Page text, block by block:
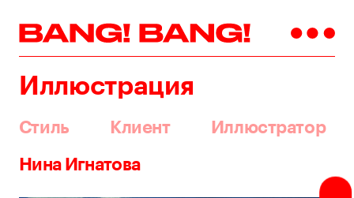
Иллюстрация
Стиль Клиент Иллюстратор
Нина Игнатова